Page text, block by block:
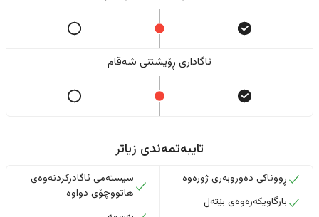
ئاگاداری ڕۆیشتنی شەقام
تایبەتمەندی زیاتر
ڕووناکی دەوروبەری ژورەوە
بارگاویکەرەوەی بێتەل
سیستەمی ئاگادرکردنەوەی
هاتووچۆی دواوە